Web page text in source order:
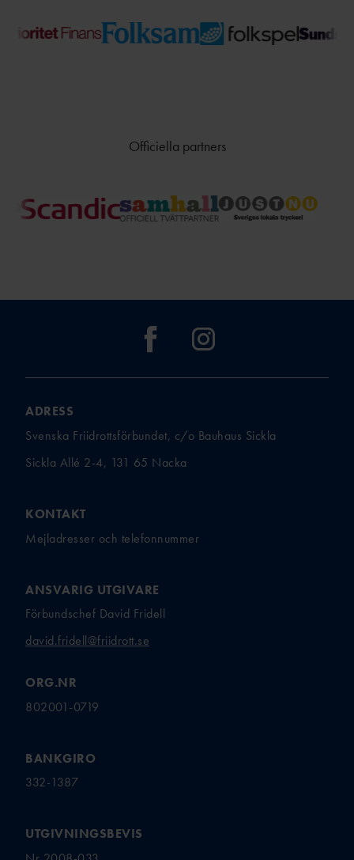
Officiella partners
ADRESS
Svenska Friidrottsförbundet, c/o Bauhaus Sickla
Sickla Allé 2-4, 131 65 Nacka
KONTAKT
Mejladresser och telefonnummer
ANSVARIG UTGIVARE
Förbundschef David Fridell
david.fridell@friidrott.se
ORG.NR
802001-0719
BANKGIRO
332-1387
UTGIVNINGSBEVIS